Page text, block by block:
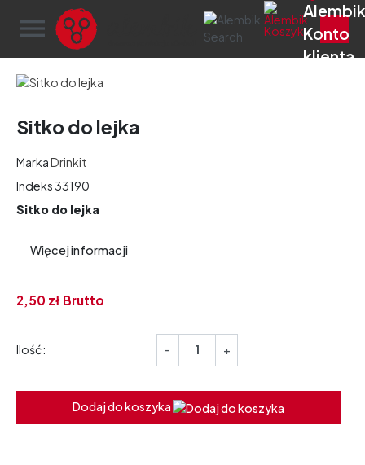
menu
Sitko do lejka
MarkaDrinkit
Indeks33190
Sitko do lejka
Więcej informacji
2, 50 zł Brutto
Ilość: - +
Dodaj do koszyka